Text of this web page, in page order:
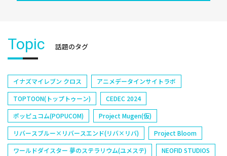
Topic 話題のタグ
イナズマイレブン クロス
アニメデータインサイトラボ
TOPTOON(トップトゥーン)
CEDEC 2024
ポッピュコム(POPUCOM)
Project Mugen(仮)
リバースブルー×リバースエンド(リバ×リバ)
Project Bloom
ワールドダイスター 夢のステラリウム(ユメステ)
NEOFID STUDIOS